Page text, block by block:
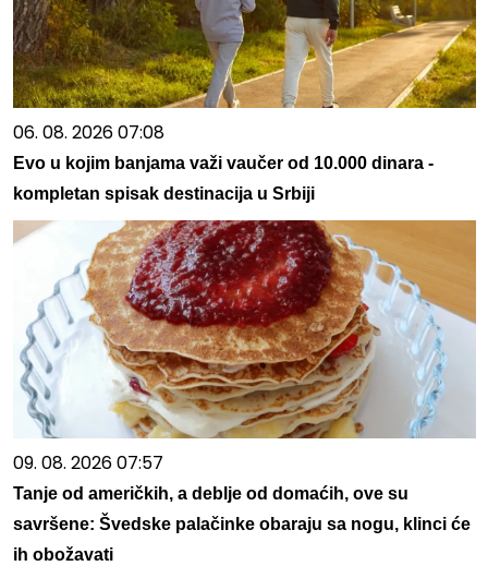
06. 08. 2026 07:08
Evo u kojim banjama važi vaučer od 10.000 dinara -
kompletan spisak destinacija u Srbiji
09. 08. 2026 07:57
Tanje od američkih, a deblje od domaćih, ove su
savršene: Švedske palačinke obaraju sa nogu, klinci će
ih obožavati